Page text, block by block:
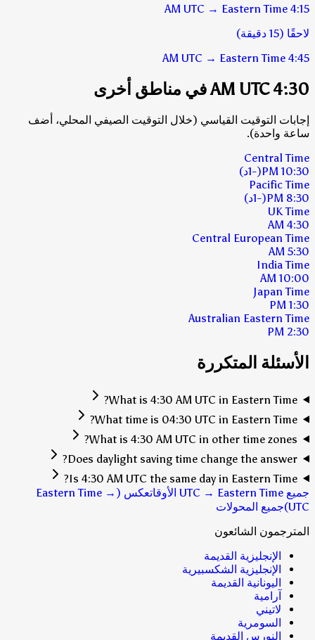
4:15 AM
UTC → Eastern Time
لاحقًا (15 دقيقة)
4:45 AM
UTC → Eastern Time
4:30 AM UTC في مناطق أخرى
إجابات التوقيت القياسي (خلال التوقيت الصيفي المحلي، أضف
ساعة واحدة).
Central Time
10:30 PM
(-1د)
Pacific Time
8:30 PM
(-1د)
UK Time
4:30 AM
Central European Time
5:30 AM
India Time
10:00 AM
Japan Time
1:30 PM
Australian Eastern Time
2:30 PM
الأسئلة المتكررة
What is 4:30 AM UTC in Eastern Time?
What time is 04:30 UTC in Eastern Time?
What is 4:30 AM UTC in other time zones?
Does daylight saving time change the answer?
Is 4:30 AM UTC the same day in Eastern Time?
جميع UTC → Eastern Time الأوقات
عكس (Eastern Time →
UTC) جميع المحولات
المترجمون الشائعون
الإنجليزية القديمة
الإنجليزية الشكسبيرية
اليونانية القديمة
آرامية
لاتيني
السومرية
النورس القديمة